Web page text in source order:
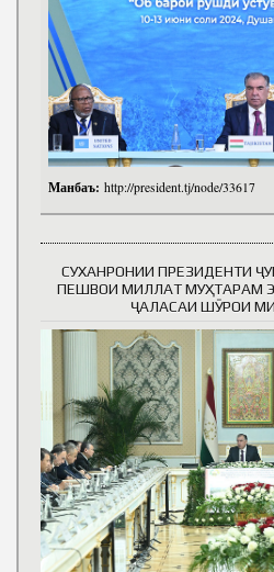
Манбаъ: http://president.tj/node/33617
СУХАНРОНИИ ПРЕЗИДЕНТИ
ПЕШВОИ МИЛЛАТ МУҲТАРАМ
ҶАЛАСАИ ШӮРОИ